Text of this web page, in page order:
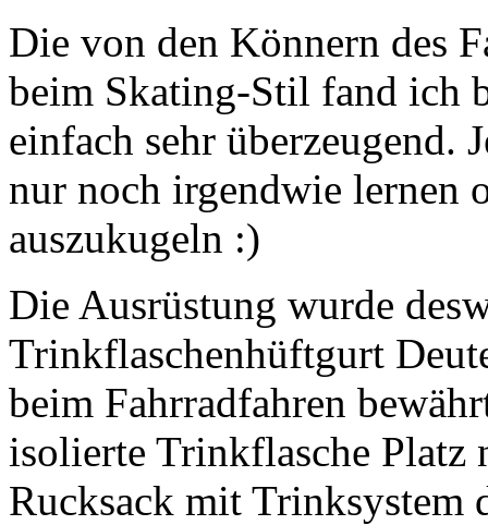
Die von den Könnern des
beim Skating-Stil fand ich
einfach sehr überzeugend.
nur noch irgendwie lernen
auszukugeln :)
Die Ausrüstung wurde
Trinkflaschenhüftgurt
beim Fahrradfahren
isolierte Trinkflasche Platz
Rucksack mit Trinksystem